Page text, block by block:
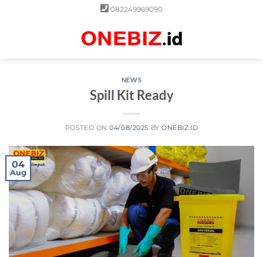
082249969090
NEWS
Spill Kit Ready
POSTED ON04/08/2025 BYONEBIZ.ID
04
Aug